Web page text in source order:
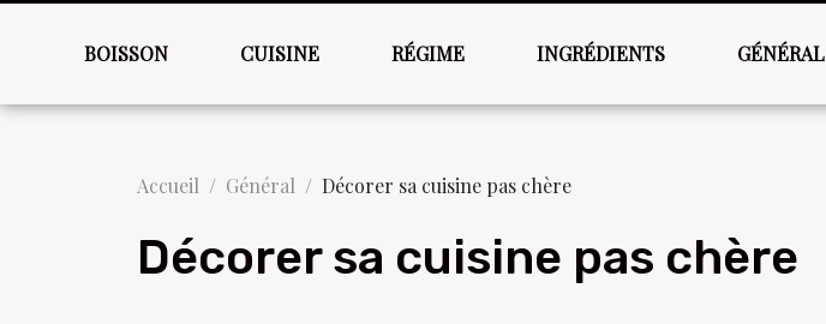
BOISSON CUISINE RÉGIME INGRÉDIENTS GÉNÉRAL
Accueil Général Décorer sa cuisine pas chère
Décorer sa cuisine pas chère